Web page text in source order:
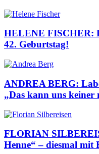
HELENE FISCHER:
42. Geburtstag!
ANDREA BERG:
„Das kann uns keiner
FLORIAN
Henne“ – diesmal